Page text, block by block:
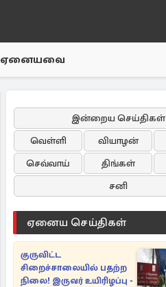
ஏனையவை
இன்றைய செய்திகள்
வெள்ளி
வியாழன்
செவ்வாய்
திங்கள்
சனி
ஏனைய செய்திகள்
குருவிட்ட
சிறைச்சாலையில் பதற்ற
நிலை! இருவர் உயிரிழப்பு -